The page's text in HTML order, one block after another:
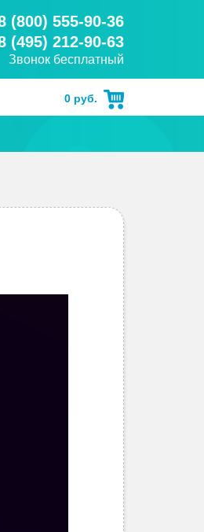
(800) 555-90-36
(495) 212-90-63
Звонок бесплатный
0 руб.